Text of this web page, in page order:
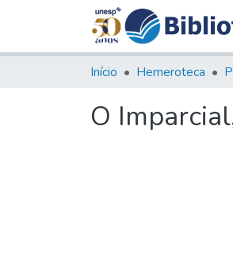
Início Hemeroteca
O